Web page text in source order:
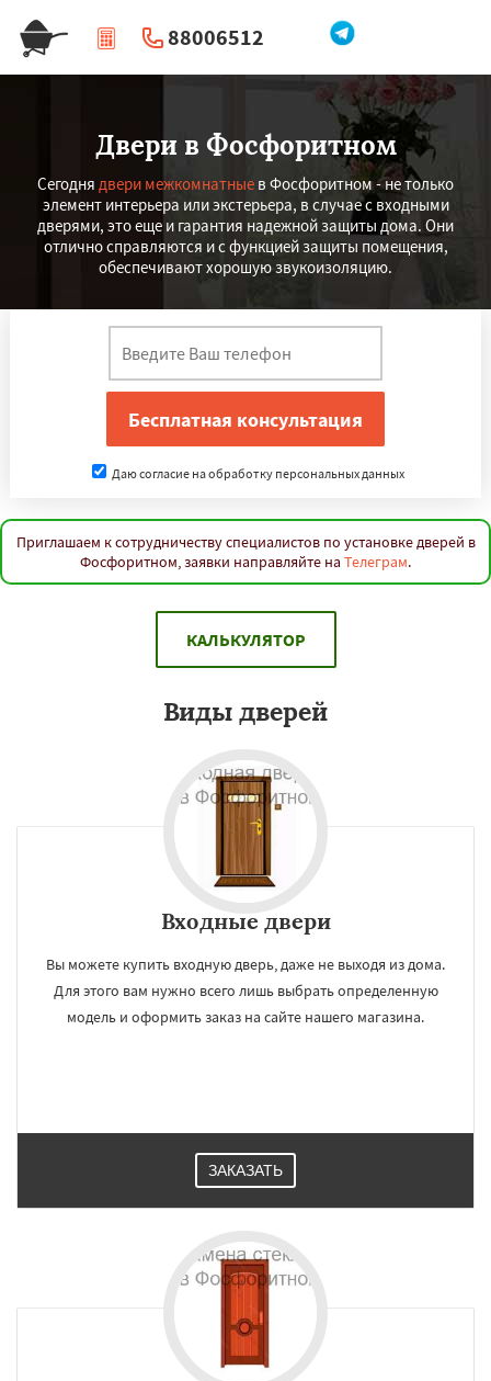
88006512
| Перезвоните мне
Двери в Фосфоритном
Сегодня двери межкомнатные в Фосфоритном - не только
элемент интерьера или экстерьера, в случае с входными
дверями, это еще и гарантия надежной защиты дома. Они
отлично справляются и с функцией защиты помещения,
обеспечивают хорошую звукоизоляцию.
Даю согласие на обработку персональных данных
Приглашаем к сотрудничеству специалистов по установке дверей в
Фосфоритном, заявки направляйте на Телеграм.
КАЛЬКУЛЯТОР
Виды дверей
Входные двери
Вы можете купить входную дверь, даже не выходя из дома.
Для этого вам нужно всего лишь выбрать определенную
модель и оформить заказ на сайте нашего магазина.
ЗАКАЗАТЬ